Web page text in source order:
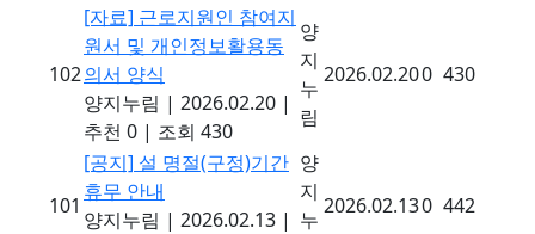
102
[자료] 근로지원인 참여지
원서 및 개인정보활용동
의서 양식
양지누림 | 2026.02.20 |
추천 0 | 조회 430
양
지
누
림
2026.02.200 430
101
[공지] 설 명절(구정)기간
휴무 안내
양지누림 | 2026.02.13 |
양
지
누
2026.02.130 442